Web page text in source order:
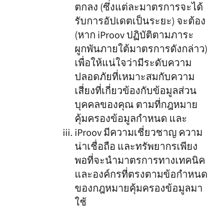
ตกลง (ซึ่งแต่ละมาตรการจะได้
รับการอัปเดตเป็นระยะ) จะต้อง
(หาก iProov ปฏิบัติตามภาระ
ผูกพันภายใต้มาตรการดังกล่าว)
เพื่อให้แน่ใจว่ามีระดับความ
ปลอดภัยที่เหมาะสมกับความ
เสี่ยงที่เกี่ยวข้องกับข้อมูลส่วน
บุคคลของคุณ ตามที่กฎหมาย
คุ้มครองข้อมูลกำหนด และ
iProov มีความเชี่ยวชาญ ความ
น่าเชื่อถือ และทรัพยากรเพียง
พอที่จะนำมาตรการทางเทคนิค
และองค์กรที่ตรงตามข้อกำหนด
ของกฎหมายคุ้มครองข้อมูลมา
ใช้